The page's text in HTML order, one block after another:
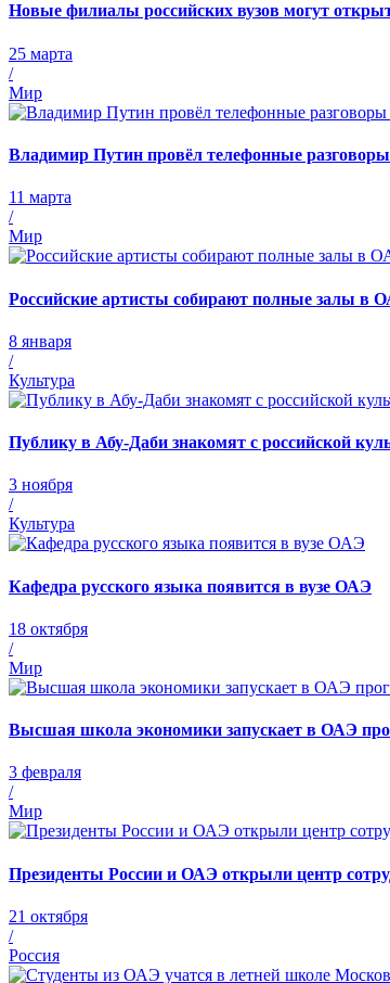
Новые филиалы российских вузов могут
25 марта
/
Мир
Владимир Путин провёл телефонные
11 марта
/
Мир
Российские артисты собирают полные залы в
8 января
/
Культура
Публику в Абу-Даби знакомят с российской
3 ноября
/
Культура
Кафедра русского языка появится в вузе ОАЭ
18 октября
/
Мир
Высшая школа экономики запускает в ОАЭ
3 февраля
/
Мир
Президенты России и ОАЭ открыли центр
21 октября
/
Россия